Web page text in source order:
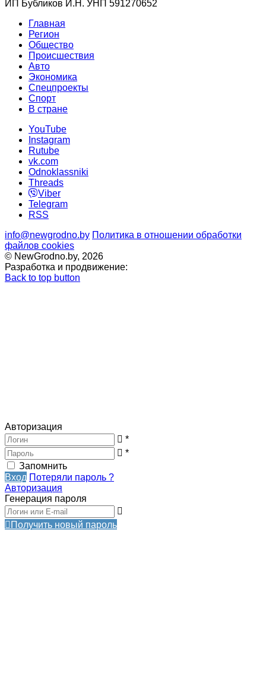
ИП Бубликов И.Н. УНП 591270652
Главная
Регион
Общество
Происшествия
Авто
Экономика
Спецпроекты
Cпорт
В стране
YouTube
Instagram
Rutube
vk.com
Odnoklassniki
Threads
Viber
Telegram
RSS
info@newgrodno.by Политика в отношении обработки
файлов cookies
© NewGrodno.by, 2026
Разработка и продвижение:
Back to top button
Авторизация
*
*
Запомнить
Вход Потеряли пароль ?
Авторизация
Генерация пароля
Получить новый пароль